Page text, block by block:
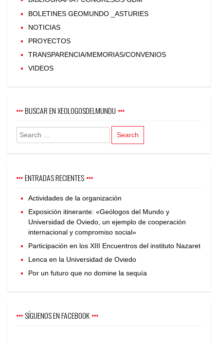
BOLETINES GEOMUNDO _ASTURIES
NOTICIAS
PROYECTOS
TRANSPARENCIA/MEMORIAS/CONVENIOS
VIDEOS
BUSCAR EN XEOLOGOSDELMUNDU
ENTRADAS RECIENTES
Actividades de la organización
Exposición itinerante: «Geólogos del Mundo y
Universidad de Oviedo, un ejemplo de cooperación
internacional y compromiso social»
Participación en los XIII Encuentros del instituto Nazaret
Lenca en la Universidad de Oviedo
Por un futuro que no domine la sequía
SÍGUENOS EN FACEBOOK